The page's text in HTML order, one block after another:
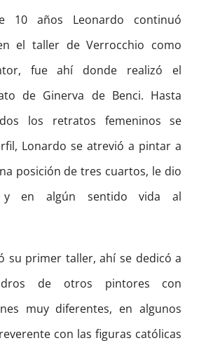
10 años Leonardo continuó
el taller de Verrocchio como
fue ahí donde realizó el
de Ginerva de Benci. Hasta
los retratos femeninos se
Lonardo se atrevió a pintar a
posición de tres cuartos, le dio
y en algún sentido vida al
su primer taller, ahí se dedicó a
de otros pintores con
muy diferentes, en algunos
con las figuras católicas